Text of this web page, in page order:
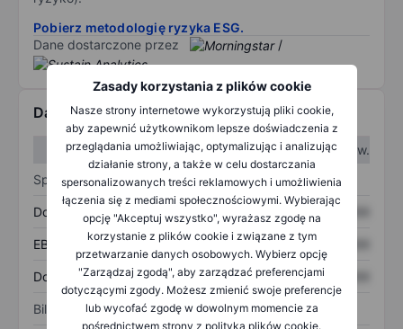
Zasady korzystania z plików cookie
Nasze strony internetowe wykorzystują pliki cookie,
aby zapewnić użytkownikom lepsze doświadczenia z
przeglądania umożliwiając, optymalizując i analizując
działanie strony, a także w celu dostarczania
spersonalizowanych treści reklamowych i umożliwienia
łączenia się z mediami społecznościowymi. Wybierając
opcję "Akceptuj wszystko", wyrażasz zgodę na
korzystanie z plików cookie i związane z tym
przetwarzanie danych osobowych. Wybierz opcję
"Zarządzaj zgodą", aby zarządzać preferencjami
dotyczącymi zgody. Możesz zmienić swoje preferencje
lub wycofać zgodę w dowolnym momencie za
pośrednictwem strony z polityką plików cookie.
Pobierz metodologię ryzyka ESG.
Dane dostarczone przez
/
Dane finansowe
W I kw.
W II kw.
Sprawozdanie z zysków
Dochód XXXXXXX XXXXXXX
EBITDA XXXXXXX XXXXXXX
Dochód netto XXXXXXX XXXXXXX
Bilans